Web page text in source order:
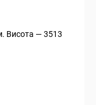
Висота — 3513